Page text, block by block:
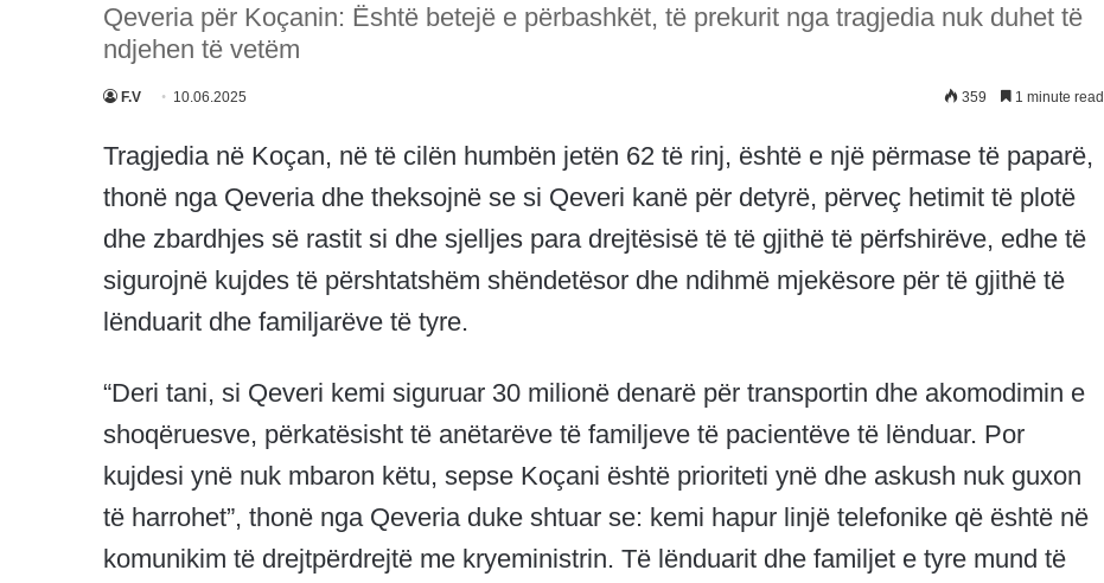
Qeveria për Koçanin: Është betejë e përbashkët, të prekurit nga tragjedia nuk duhet të
ndjehen të vetëm
F.V 10.06.2025 359 1 minute read
Tragjedia në Koçan, në të cilën humbën jetën 62 të rinj, është e një përmase të paparë,
thonë nga Qeveria dhe theksojnë se si Qeveri kanë për detyrë, përveç hetimit të plotë
dhe zbardhjes së rastit si dhe sjelljes para drejtësisë të të gjithë të përfshirëve, edhe të
sigurojnë kujdes të përshtatshëm shëndetësor dhe ndihmë mjekësore për të gjithë të
lënduarit dhe familjarëve të tyre.
“Deri tani, si Qeveri kemi siguruar 30 milionë denarë për transportin dhe akomodimin e
shoqëruesve, përkatësisht të anëtarëve të familjeve të pacientëve të lënduar. Por
kujdesi ynë nuk mbaron këtu, sepse Koçani është prioriteti ynë dhe askush nuk guxon
të harrohet”, thonë nga Qeveria duke shtuar se: kemi hapur linjë telefonike që është në
komunikim të drejtpërdrejtë me kryeministrin. Të lënduarit dhe familjet e tyre mund të